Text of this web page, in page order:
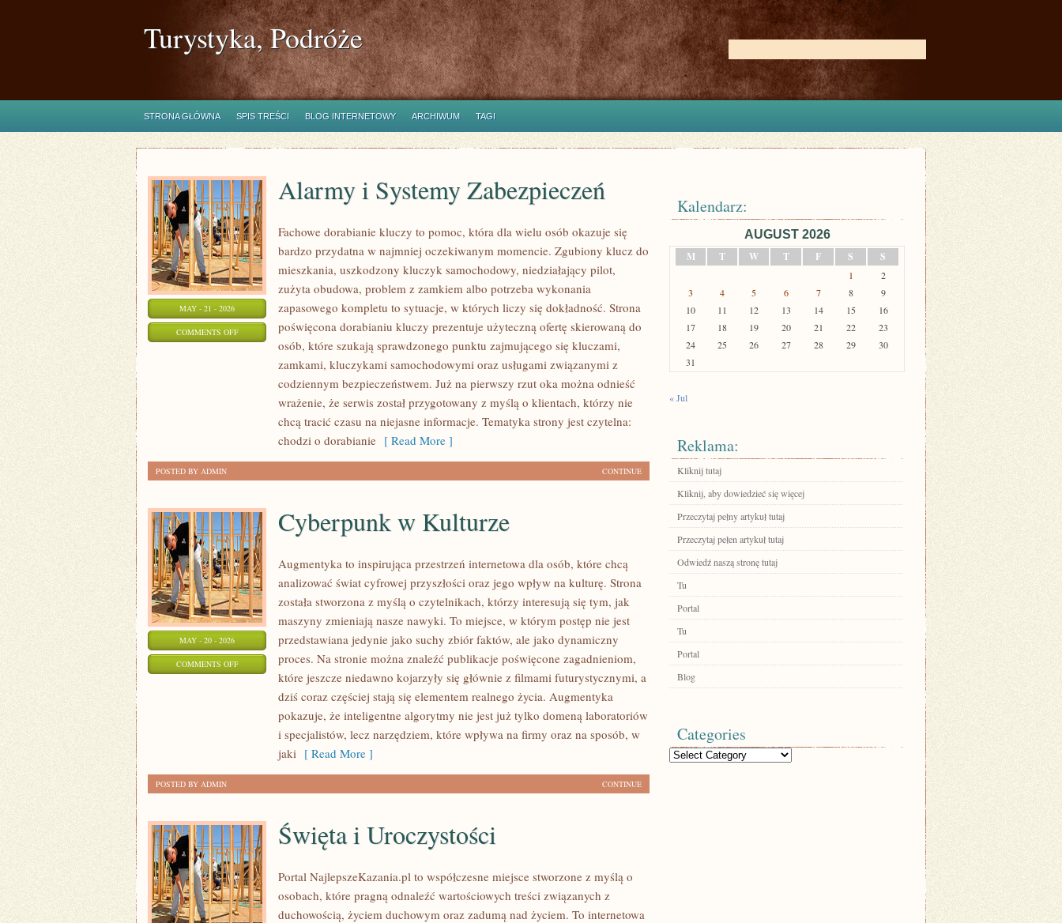
Turystyka, Podróże
STRONA GŁÓWNA SPIS TREŚCI BLOG INTERNETOWY ARCHIWUM TAGI
MAY - 21 - 2026
COMMENTS OFFON
ZABEZPIECZEŃ
Alarmy i Systemy Zabezpieczeń
Fachowe dorabianie kluczy to pomoc, która dla wielu osób okazuje się
bardzo przydatna w najmniej oczekiwanym momencie. Zgubiony klucz do
mieszkania, uszkodzony kluczyk samochodowy, niedziałający pilot,
zużyta obudowa, problem z zamkiem albo potrzeba wykonania
zapasowego kompletu to sytuacje, w których liczy się dokładność. Strona
poświęcona dorabianiu kluczy prezentuje użyteczną ofertę skierowaną do
osób, które szukają sprawdzonego punktu zajmującego się kluczami,
zamkami, kluczykami samochodowymi oraz usługami związanymi z
codziennym bezpieczeństwem. Już na pierwszy rzut oka można odnieść
wrażenie, że serwis został przygotowany z myślą o klientach, którzy nie
chcą tracić czasu na niejasne informacje. Tematyka strony jest czytelna:
chodzi o dorabianie [ Read More ]
CONTINUE
POSTED BY ADMIN
MAY - 20 - 2026
COMMENTS OFFON
CYBERPUNK
Cyberpunk w Kulturze
Augmentyka to inspirująca przestrzeń internetowa dla osób, które chcą
analizować świat cyfrowej przyszłości oraz jego wpływ na kulturę. Strona
została stworzona z myślą o czytelnikach, którzy interesują się tym, jak
maszyny zmieniają nasze nawyki. To miejsce, w którym postęp nie jest
przedstawiana jedynie jako suchy zbiór faktów, ale jako dynamiczny
proces. Na stronie można znaleźć publikacje poświęcone zagadnieniom,
które jeszcze niedawno kojarzyły się głównie z filmami futurystycznymi, a
dziś coraz częściej stają się elementem realnego życia. Augmentyka
pokazuje, że inteligentne algorytmy nie jest już tylko domeną laboratoriów
i specjalistów, lecz narzędziem, które wpływa na firmy oraz na sposób, w
jaki [ Read More ]
CONTINUE
POSTED BY ADMIN
Święta i Uroczystości
Portal NajlepszeKazania.pl to współczesne miejsce stworzone z myślą o
osobach, które pragną odnaleźć wartościowych treści związanych z
duchowością, życiem duchowym oraz zadumą nad życiem. To internetowa
Kalendarz:
AUGUST 2026
M
T W T F S S
1
2
3
4 5 6 7 8
9
10
11 12 13 14 15
16
17
18 19 20 21 22
23
24
25 26 27 28 29
30
31
« Jul
Reklama:
Kliknij tutaj
Kliknij, aby dowiedzieć się więcej
Przeczytaj pełny artykuł tutaj
Przeczytaj pełen artykuł tutaj
Odwiedź naszą stronę tutaj
Tu
Portal
Tu
Portal
Blog
Categories
Categories